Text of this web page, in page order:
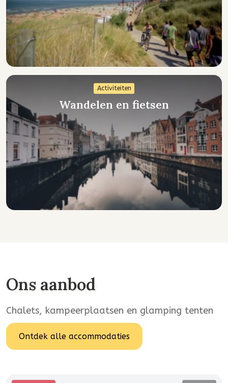
Activiteiten
Wandelen en fietsen
Ons aanbod
Chalets, kampeerplaatsen en glamping tenten
Ontdek alle accommodaties